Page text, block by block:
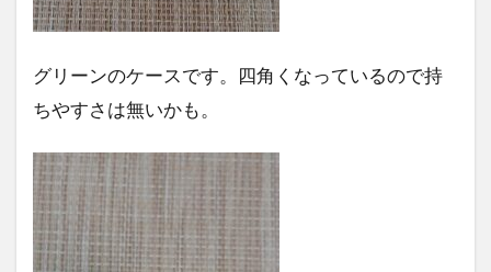
グリーンのケースです。四角くなっているので持
ちやすさは無いかも。